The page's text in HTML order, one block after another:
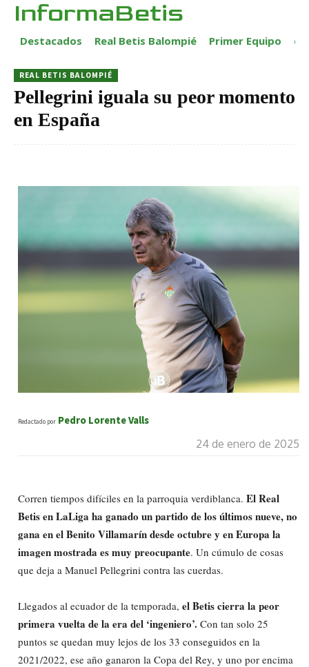
InformaBetis
Destacados Real Betis Balompié Primer Equipo
REAL BETIS BALOMPIÉ
Pellegrini iguala su peor momento
en España
Redactado por Pedro Lorente Valls
24 de enero de 2025
Corren tiempos difíciles en la parroquia verdiblanca. El Real
Betis en LaLiga ha ganado un partido de los últimos nueve, no
gana en el Benito Villamarín desde octubre y en Europa la
imagen mostrada es muy preocupante. Un cúmulo de cosas
que deja a Manuel Pellegrini contra las cuerdas.
Llegados al ecuador de la temporada, el Betis cierra la peor
primera vuelta de la era del ‘ingeniero’. Con tan solo 25
puntos se quedan muy lejos de los 33 conseguidos en la
2021/2022, ese año ganaron la Copa del Rey, y uno por encima